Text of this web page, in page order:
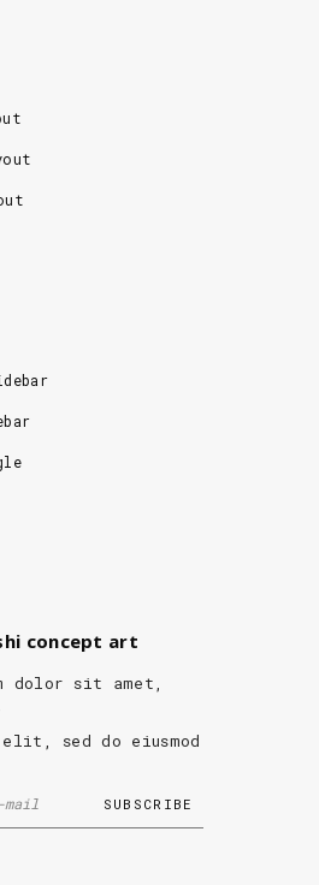
concept art
dolor sit amet,
sed do eiusmod